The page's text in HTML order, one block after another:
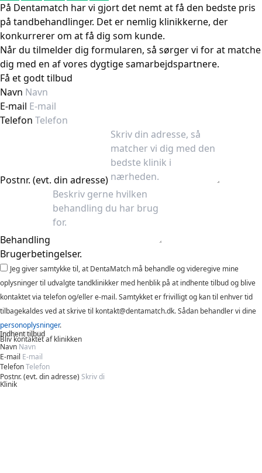
På Dentamatch har vi gjort det nemt at få den bedste pris
på tandbehandlinger. Det er nemlig klinikkerne, der
konkurrerer om at få dig som kunde.
Når du tilmelder dig formularen, så sørger vi for at matche
dig med en af vores dygtige samarbejdspartnere.
Få et godt tilbud
Navn
E-mail
Telefon
Postnr. (evt. din adresse)
Behandling
Brugerbetingelser.
Jeg giver samtykke til, at DentaMatch må behandle og videregive mine
oplysninger til udvalgte tandklinikker med henblik på at indhente tilbud og blive
kontaktet via telefon og/eller e-mail. Samtykket er frivilligt og kan til enhver tid
tilbagekaldes ved at skrive til kontakt@dentamatch.dk. Sådan behandler vi dine
personoplysninger.
Indhent tilbud
Bliv kontaktet af klinikken
Navn
E-mail
Telefon
Postnr. (evt. din adresse)
Klinik